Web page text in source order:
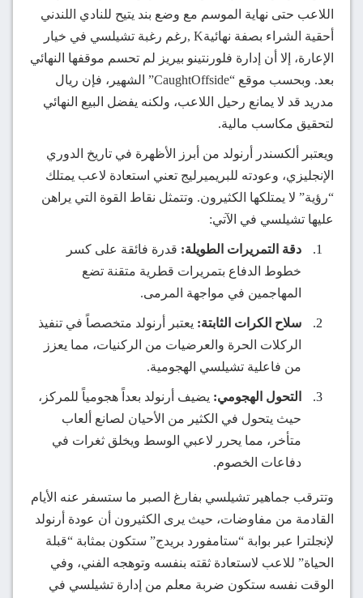
اللاعب حتى نهاية الموسم مع وضع بند يتيح للنادي اللندني
أحقية الشراء بصفة نهائيةK ,رغم رغبة تشيلسي في خيار
الإعارة، إلا أن إدارة فلورنتينو بيريز لم تحسم موقفها النهائي
بعد. وبحسب موقع “CaughtOffside” الشهير، فإن ريال
مدريد قد لا يمانع رحيل اللاعب، ولكنه يفضل البيع النهائي
لتحقيق مكاسب مالية.
ويعتبر ألكسندر أرنولد من أبرز الأظهرة في تاريخ الدوري
الإنجليزي، وعودته للبريميرليج تعني استعادة لاعب يمتلك
“رؤية” لا يمتلكها الكثيرون. وتتمثل نقاط القوة التي يراهن
عليها تشيلسي في الآتي:
دقة التمريرات الطويلة: قدرة فائقة على كسر
خطوط الدفاع بتمريرات قطرية متقنة تضع
المهاجمين في مواجهة المرمى.
سلاح الكرات الثابتة: يعتبر أرنولد متخصصاً في تنفيذ
الركلات الحرة والعرضيات من الركنيات، مما يعزز
من فاعلية تشيلسي الهجومية.
التحول الهجومي: يضيف أرنولد بعداً هجومياً للمركز،
حيث يتحول في الكثير من الأحيان لصانع ألعاب
متأخر، مما يحرر لاعبي الوسط ويخلق ثغرات في
دفاعات الخصوم.
وتترقب جماهير تشيلسي بفارغ الصبر ما ستسفر عنه الأيام
القادمة من مفاوضات، حيث يرى الكثيرون أن عودة أرنولد
لإنجلترا عبر بوابة “ستامفورد بريدج” ستكون بمثابة “قبلة
الحياة” للاعب لاستعادة ثقته بنفسه وتوهجه الفني، وفي
الوقت نفسه ستكون ضربة معلم من إدارة تشيلسي في